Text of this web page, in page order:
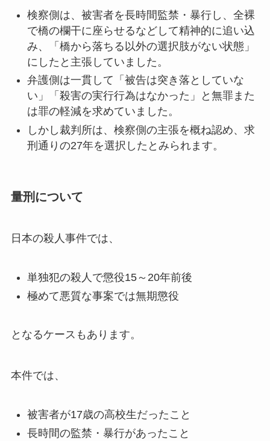
検察側は、被害者を長時間監禁・暴行し、全裸
で橋の欄干に座らせるなどして精神的に追い込
み、「橋から落ちる以外の選択肢がない状態」
にしたと主張していました。
弁護側は一貫して「被告は突き落としていな
い」「殺害の実行行為はなかった」と無罪また
は罪の軽減を求めていました。
しかし裁判所は、検察側の主張を概ね認め、求
刑通りの27年を選択したとみられます。
量刑について
日本の殺人事件では、
単独犯の殺人で懲役15～20年前後
極めて悪質な事案では無期懲役
となるケースもあります。
本件では、
被害者が17歳の高校生だったこと
長時間の監禁・暴行があったこと